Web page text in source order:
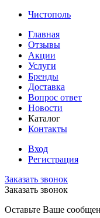
Чистополь
Главная
Отзывы
Акции
Услуги
Бренды
Доставка
Вопрос ответ
Новости
Каталог
Контакты
Вход
Регистрация
Заказать звонок
Заказать звонок
Оставьте Ваше